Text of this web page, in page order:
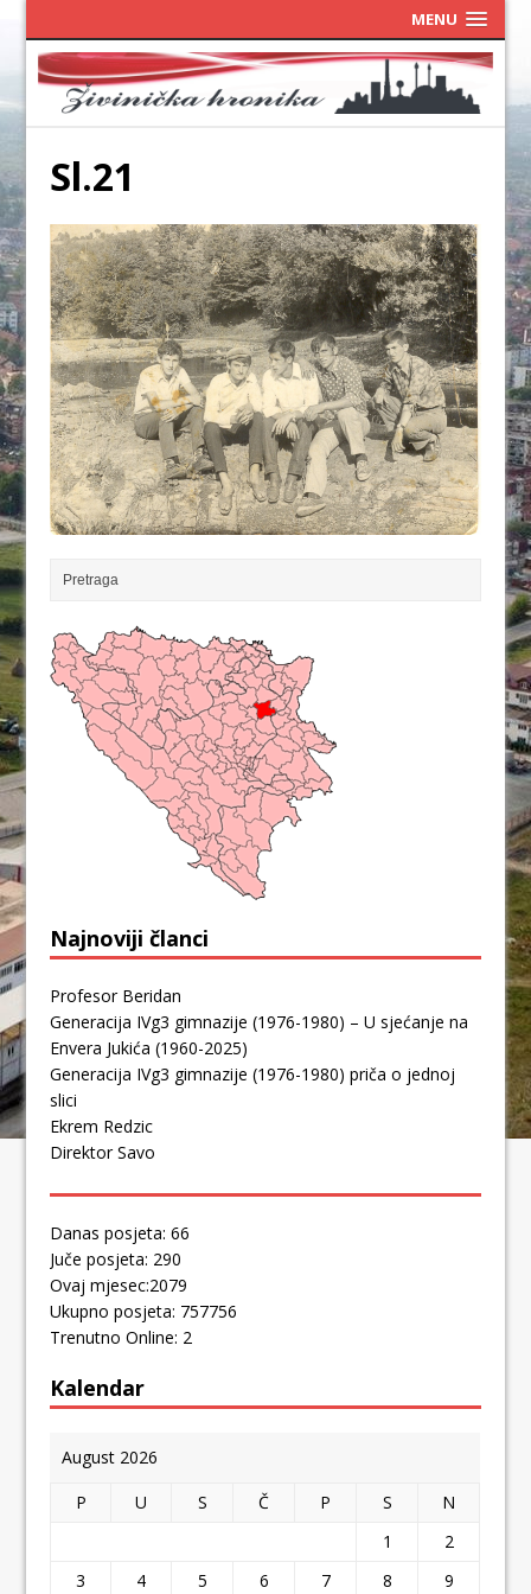
MENU
Sl.21
Najnoviji članci
Profesor Beridan
Generacija IVg3 gimnazije (1976-1980) – U sjećanje na
Envera Jukića (1960-2025)
Generacija IVg3 gimnazije (1976-1980) priča o jednoj
slici
Ekrem Redzic
Direktor Savo
Danas posjeta: 66
Juče posjeta: 290
Ovaj mjesec:2079
Ukupno posjeta: 757756
Trenutno Online: 2
Kalendar
August 2026
P
U S Č P S
N
1
2
3
4 5 6 7 8 9